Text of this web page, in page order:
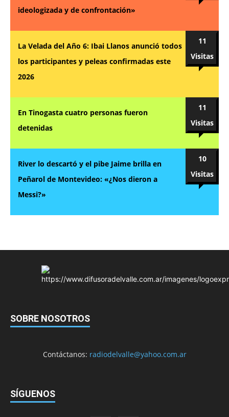
ideologizada y de confrontación»
La Velada del Año 6: Ibai Llanos anunció todos
los participantes y peleas confirmadas este
2026
11
Visitas
En Tinogasta cuatro personas fueron
detenidas
11
Visitas
River lo descartó y el pibe Jaime brilla en
Peñarol de Montevideo: «¿Nos dieron a
Messi?»
10
Visitas
SOBRE NOSOTROS
Contáctanos: radiodelvalle@yahoo.com.ar
SÍGUENOS